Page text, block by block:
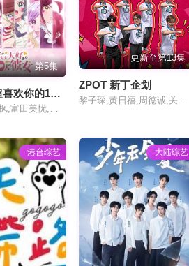
第5集
超超超超超喜欢你的100个女朋友第三季
更新至第13集
ZPOT 新丁企划
港台综艺 大陆综艺